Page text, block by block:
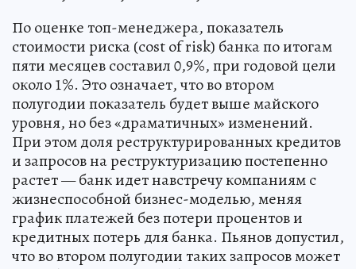
По оценке топ-менеджера, показатель
стоимости риска (cost of risk) банка по итогам
пяти месяцев составил 0,9%, при годовой цели
около 1%. Это означает, что во втором
полугодии показатель будет выше майского
уровня, но без «драматичных» изменений.
При этом доля реструктурированных кредитов
и запросов на реструктуризацию постепенно
растет — банк идет навстречу компаниям с
жизнеспособной бизнес-моделью, меняя
график платежей без потери процентов и
кредитных потерь для банка. Пьянов допустил,
что во втором полугодии таких запросов может